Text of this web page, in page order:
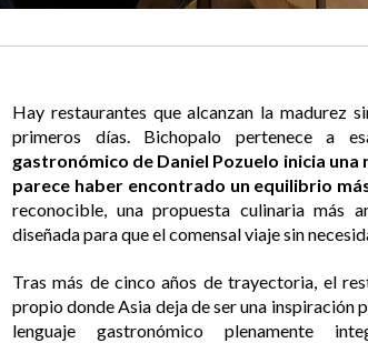
Hay restaurantes que alcanzan la madurez
primeros días. Bichopalo pertenece a
gastronómico de Daniel Pozuelo inicia una
parece haber encontrado un equilibrio
reconocible, una propuesta culinaria más
diseñada para que el comensal viaje sin
Tras más de cinco años de trayectoria, el
propio donde Asia deja de ser una inspiración
lenguaje gastronómico plenamente